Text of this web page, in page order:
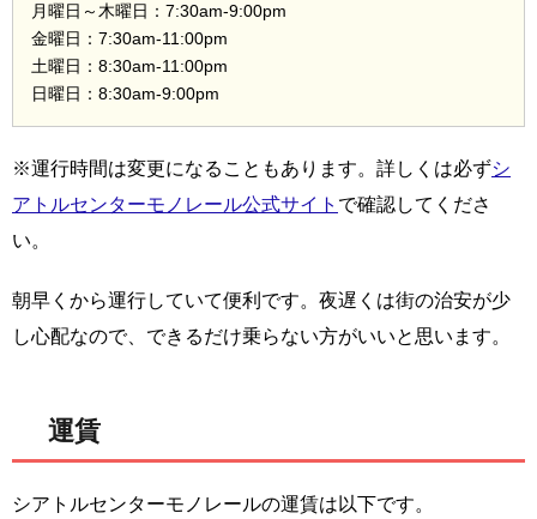
月曜日～木曜日：7:30am-9:00pm
金曜日：7:30am-11:00pm
土曜日：8:30am-11:00pm
日曜日：8:30am-9:00pm
※運行時間は変更になることもあります。詳しくは必ずシ
アトルセンターモノレール公式サイト で確認してくださ
い。
朝早くから運行していて便利です。夜遅くは街の治安が少
し心配なので、できるだけ乗らない方がいいと思います。
運賃
シアトルセンターモノレールの運賃は以下です。